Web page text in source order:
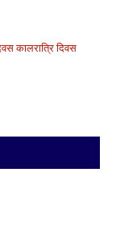
कालरात्रि दिवस